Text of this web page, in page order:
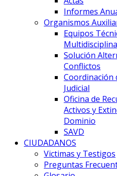
Informes
Organismos
Equipos
Solución
Conflictos
Coordinación
Judicial
Oficina de
Activos y
Dominio
SAVD
CIUDADANOS
Victimas y Testigos
Preguntas